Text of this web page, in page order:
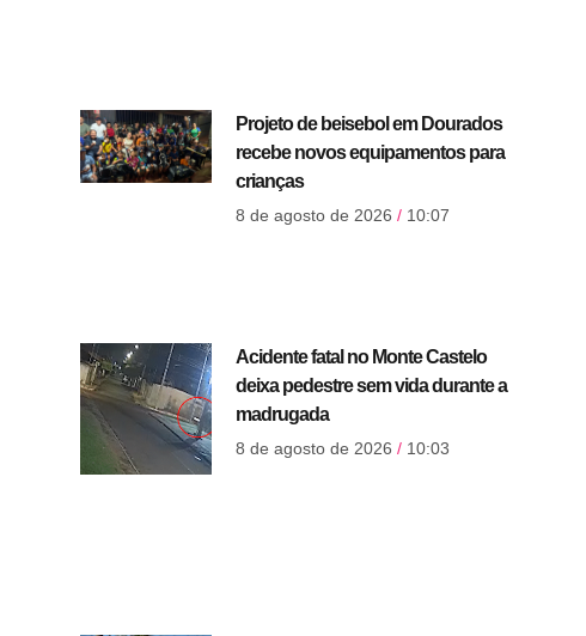
Projeto de beisebol em Dourados
recebe novos equipamentos para
crianças
8 de agosto de 2026 10:07
Acidente fatal no Monte Castelo
deixa pedestre sem vida durante a
madrugada
8 de agosto de 2026 10:03